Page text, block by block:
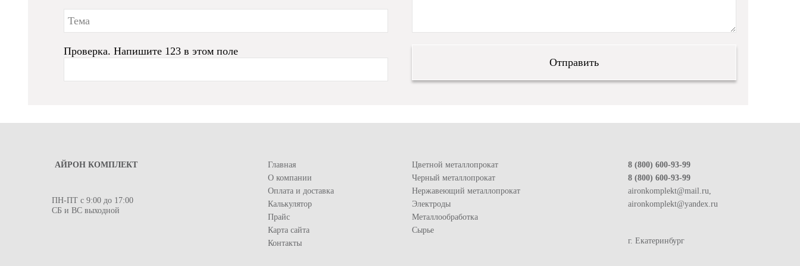
Проверка. Напишите 123 в этом поле
АЙРОН КОМПЛЕКТ
ПН-ПТ с 9:00 до 17:00
СБ и ВС выходной
Главная
О компании
Оплата и доставка
Калькулятор
Прайс
Карта сайта
Контакты
Цветной металлопрокат
Черный металлопрокат
Нержавеющий металлопрокат
Электроды
Металлообработка
Сырье
8 (800) 600-93-99
8 (800) 600-93-99
aironkomplekt@mail.ru,
aironkomplekt@yandex.ru
г. Екатеринбург